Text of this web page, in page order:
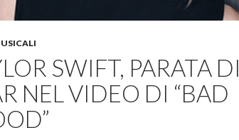
SWIFT, PARATA DI
NEL VIDEO DI “BAD